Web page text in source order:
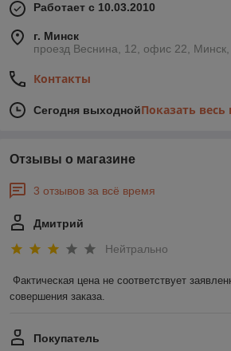
Работает с 10.03.2010
г. Минск
проезд Веснина, 12, офис 22,
Контакты
Сегодня выходнойПоказать
Отзывы о магазине
3 отзывов за всё время
Дмитрий
Нейтрально
Фактическая цена не соответствует
совершения заказа.
Покупатель